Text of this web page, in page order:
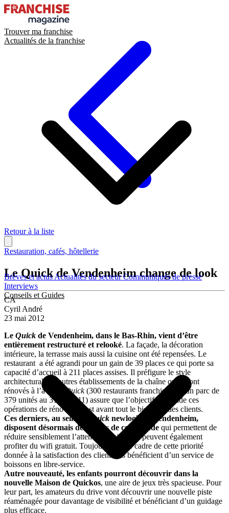
Trouver ma franchise
Actualités de la franchise
Brèves et actusActualités du secteurCommuniqués de presse
Interviews
Conseils et Guides
Retour à la liste
Restauration, cafés, hôtellerie
Le Quick de Vendenheim change de look
CA
Cyril André
23 mai 2012
Le Quick de Vendenheim, dans le Bas-Rhin, vient d’être
entièrement restructuré et relooké. La façade, la décoration
intérieure, la terrasse mais aussi la cuisine ont été repensées. Le
restaurant a été agrandi pour un gain de 39 places ce qui porte sa
capacité d’accueil à 211 places assises. Il préfigure le style
architectural des autres établissements de la chaîne qui seront
rénovés à l’avenir.
Quick(300 restaurants franchisés sur un parc de
379 unités au 31/12/2011) assure que l’objectif qui guide ces
opérations de rénovation est avant tout le bien-être des clients.
Ces derniers, au sein du
Quick newlook de Vendenheim,
disposent désormais de bornes de commande qui permettent de
réduire sensiblement l’attente en caisse. Ils peuvent également
profiter du wifi gratuit. Toujours dans le cadre de cette priorité
donnée à la satisfaction des clients, ils bénéficient d’un service de
boissons en libre-service.
Autre nouveauté, les enfants pourront découvrir dans la
nouvelle Maison de Quickos, une aire de jeux très spacieuse. Pour
leur part, les amateurs du drive vont découvrir une nouvelle piste
réaménagée pour davantage de visibilité et bénéficiant d’un guidage
plus efficace.